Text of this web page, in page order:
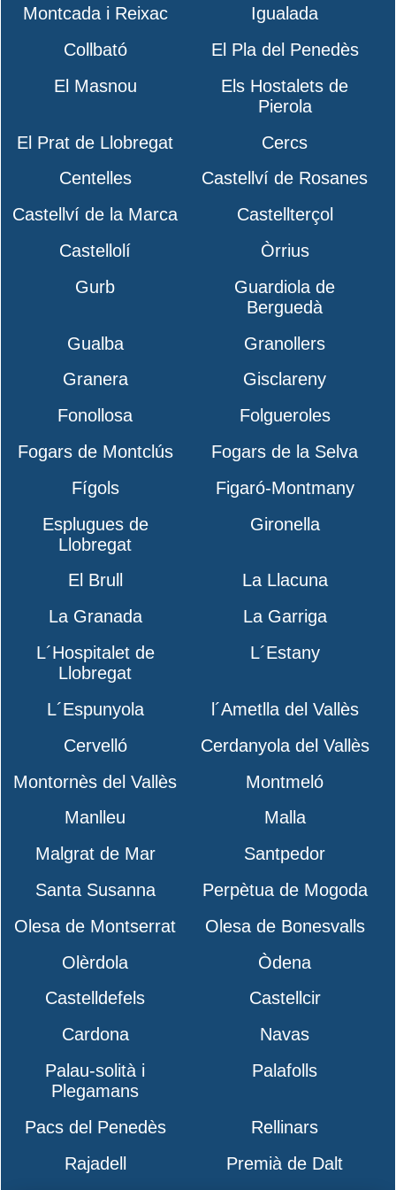
Montcada i Reixac
Igualada
Collbató
El Pla del Penedès
El Masnou
Els Hostalets de
Pierola
El Prat de Llobregat
Cercs
Centelles
Castellví de Rosanes
Castellví de la Marca
Castellterçol
Castellolí
Òrrius
Gurb
Guardiola de
Berguedà
Gualba
Granollers
Granera
Gisclareny
Fonollosa
Folgueroles
Fogars de Montclús
Fogars de la Selva
Fígols
Figaró-Montmany
Esplugues de
Llobregat
Gironella
El Brull
La Llacuna
La Granada
La Garriga
L´Hospitalet de
Llobregat
L´Estany
L´Espunyola
l´Ametlla del Vallès
Cervelló
Cerdanyola del Vallès
Montornès del Vallès
Montmeló
Manlleu
Malla
Malgrat de Mar
Santpedor
Santa Susanna
Perpètua de Mogoda
Olesa de Montserrat
Olesa de Bonesvalls
Olèrdola
Òdena
Castelldefels
Castellcir
Cardona
Navas
Palau-solità i
Plegamans
Palafolls
Pacs del Penedès
Rellinars
Rajadell
Premià de Dalt